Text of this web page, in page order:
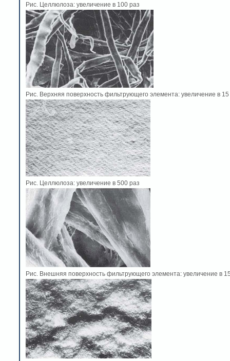
Рис. Целлюлоза: увеличение в 100 раз
Рис. Верхняя поверхность фильтрующего элемента: увеличение в 15
Рис. Целлюлоза: увеличение в 500 раз
Рис. Внешняя поверхность фильтрующего элемента: увеличение в